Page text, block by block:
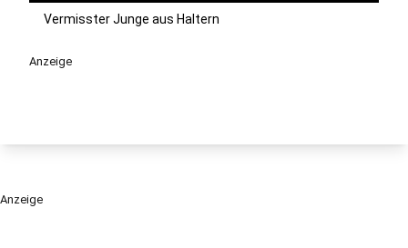
Vermisster Junge aus Haltern
Anzeige
Anzeige